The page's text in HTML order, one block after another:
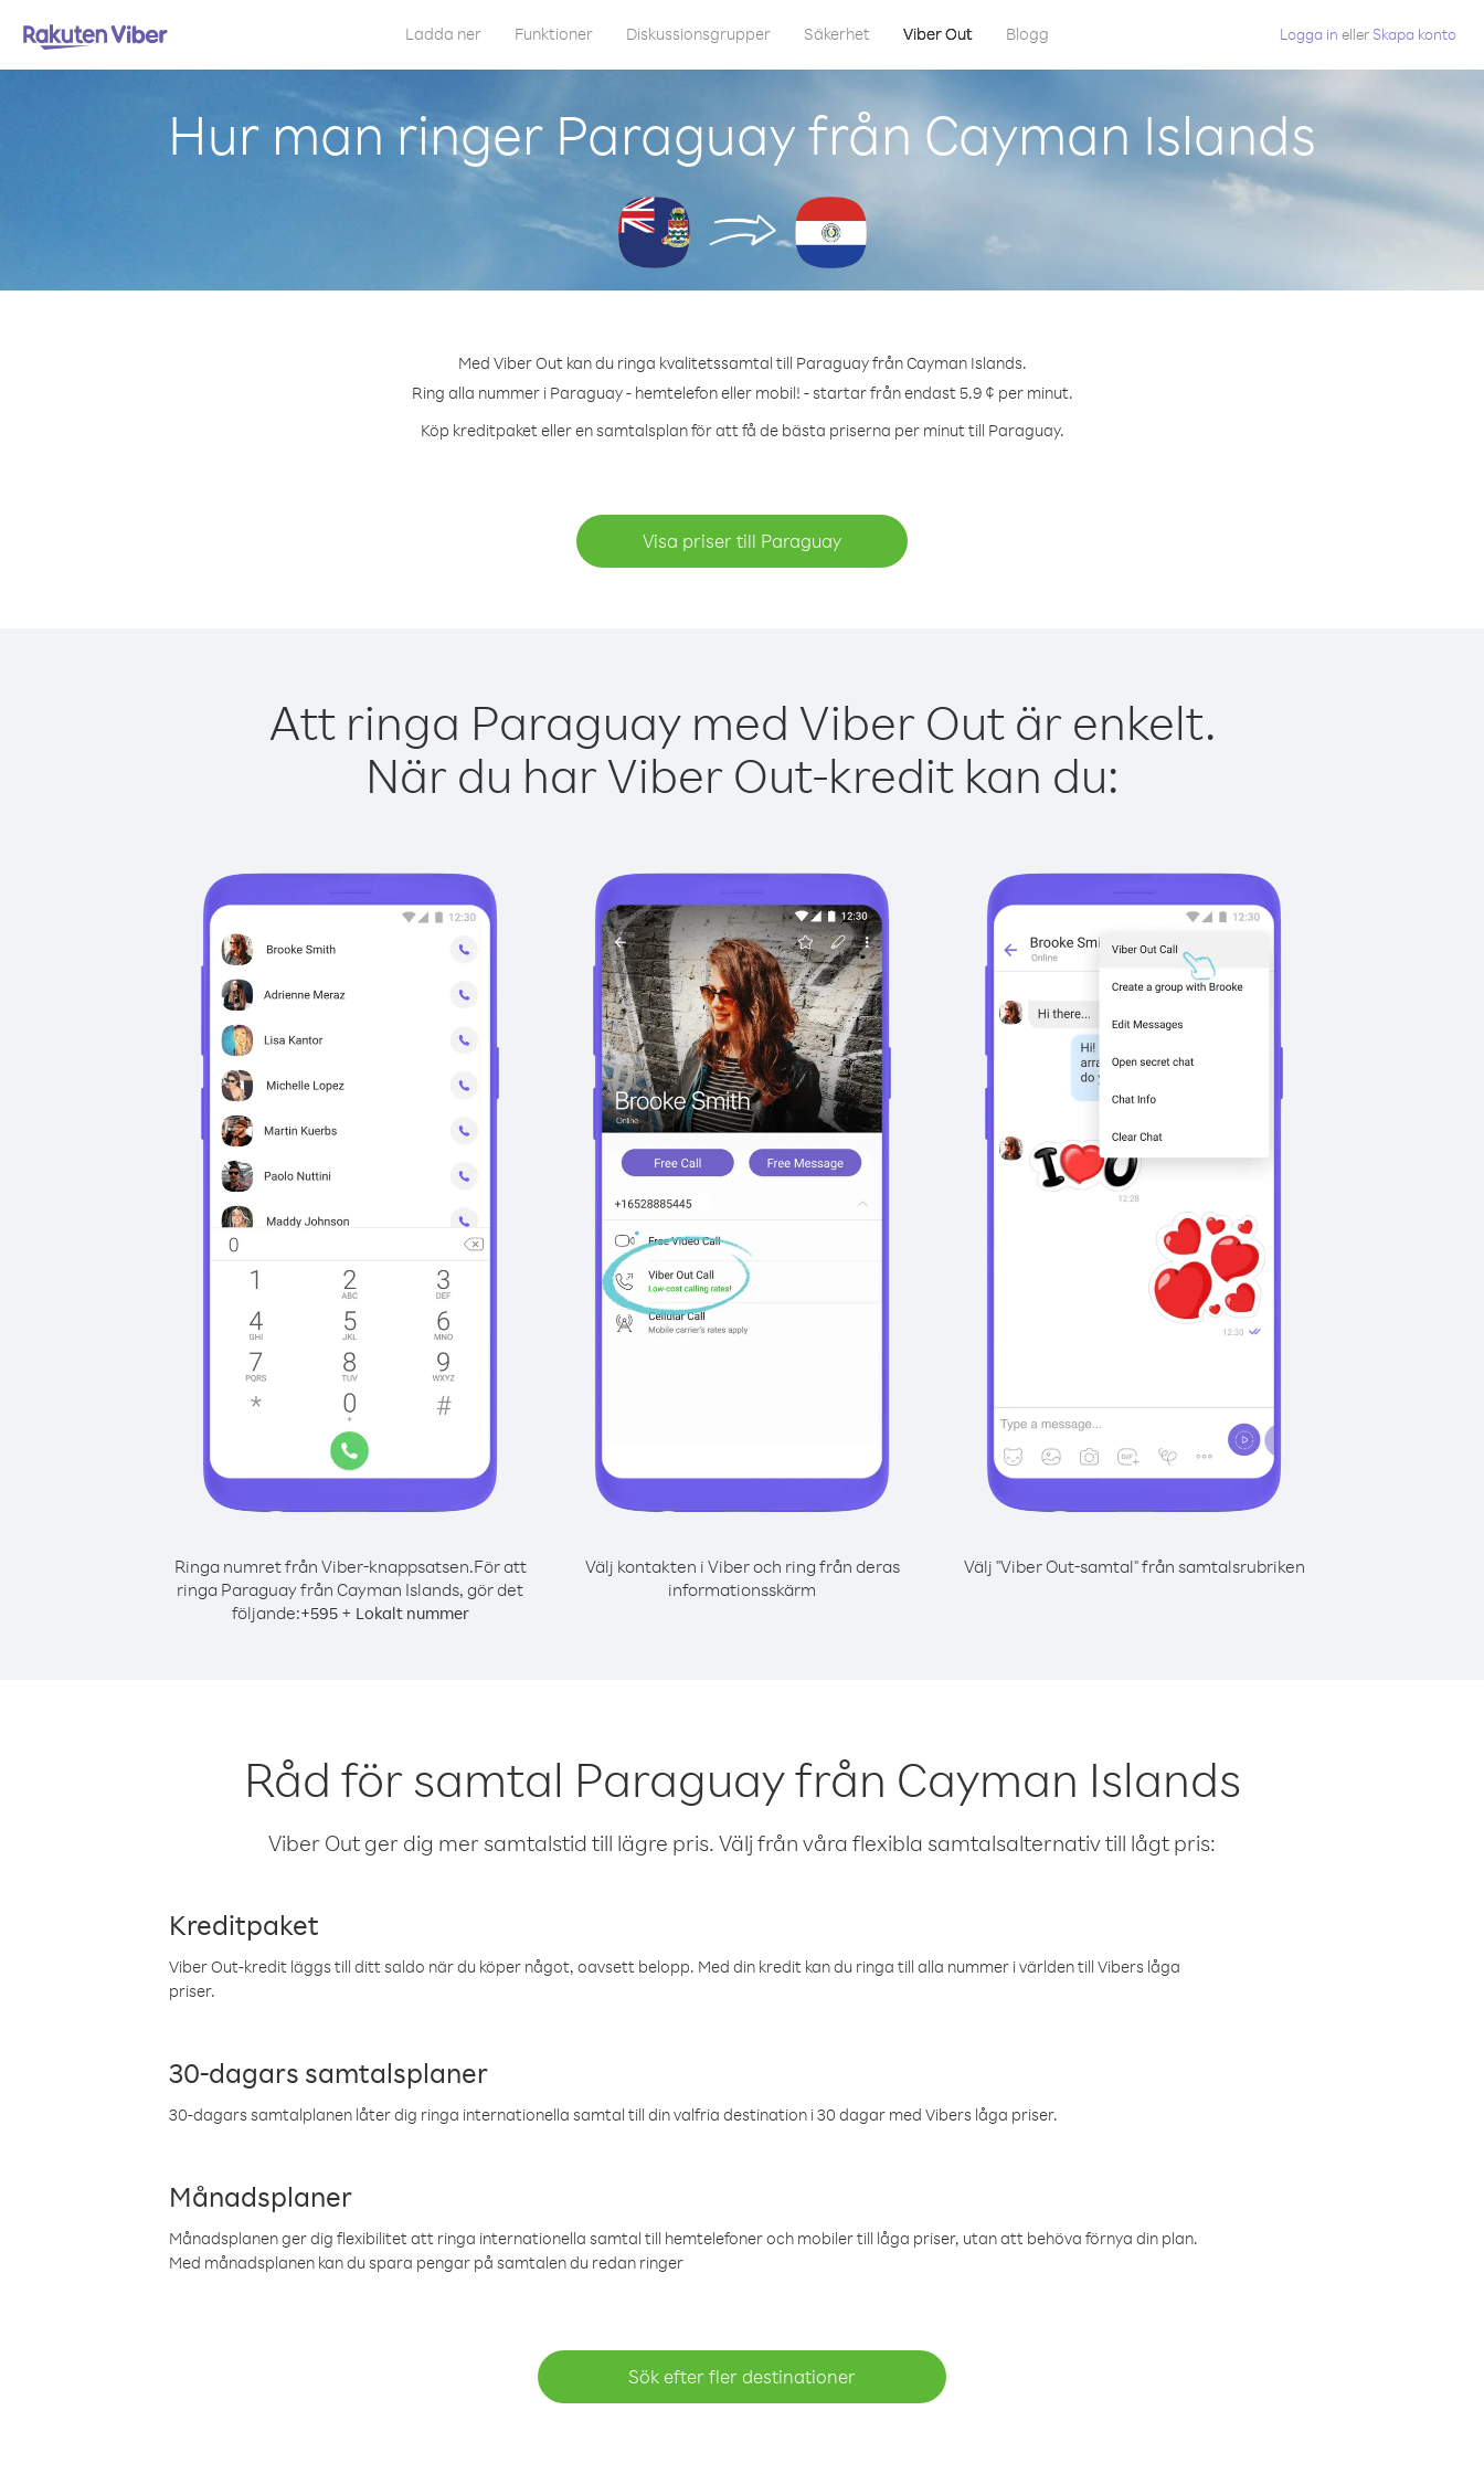
Ladda ner Funktioner Diskussionsgrupper Säkerhet Viber Out Blogg Logga in eller Skapa konto
Hur man ringer Paraguay från Cayman Islands
Med Viber Out kan du ringa kvalitetssamtal till Paraguay från Cayman Islands.
Ring alla nummer i Paraguay - hemtelefon eller mobil! - startar från endast 5.9 ¢ per minut.
Köp kreditpaket eller en samtalsplan för att få de bästa priserna per minut till Paraguay.
Visa priser till Paraguay
Att ringa Paraguay med Viber Out är enkelt.
När du har Viber Out-kredit kan du:
Ringa numret från Viber-knappsatsen.För att
ringa Paraguay från Cayman Islands, gör det
följande:+595+ Lokalt nummer
Välj kontakten i Viber och ring från deras
informationsskärm
Välj "Viber Out-samtal" från samtalsrubriken
Råd för samtal Paraguay från Cayman Islands
Viber Out ger dig mer samtalstid till lägre pris. Välj från våra flexibla samtalsalternativ till lågt pris:
Kreditpaket
Viber Out-kredit läggs till ditt saldo när du köper något, oavsett belopp. Med din kredit kan du ringa till alla nummer i världen till Vibers låga
priser.
30-dagars samtalsplaner
30-dagars samtalplanen låter dig ringa internationella samtal till din valfria destination i 30 dagar med Vibers låga priser.
Månadsplaner
Månadsplanen ger dig flexibilitet att ringa internationella samtal till hemtelefoner och mobiler till låga priser, utan att behöva förnya din plan.
Med månadsplanen kan du spara pengar på samtalen du redan ringer
Sök efter fler destinationer